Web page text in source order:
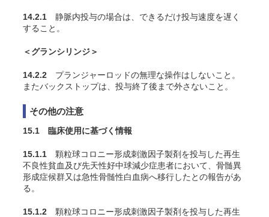
14.2.1 静脈内投与の場合は、できるだけ投与速度を遅く
すること。
＜グランシリンジ＞
14.2.2 プランジャーロッドの無理な操作はしないこと。
またバックストップは、投与終了後まで外さないこと。
その他の注意
15.1 臨床使用に基づく情報
15.1.1 顆粒球コロニー形成刺激因子製剤を投与した再生
不良性貧血及び先天性好中球減少症患者において、骨髄異
形成症候群又は急性骨髄性白血病へ移行したとの報告があ
る。
15.1.2 顆粒球コロニー形成刺激因子製剤を投与した再生